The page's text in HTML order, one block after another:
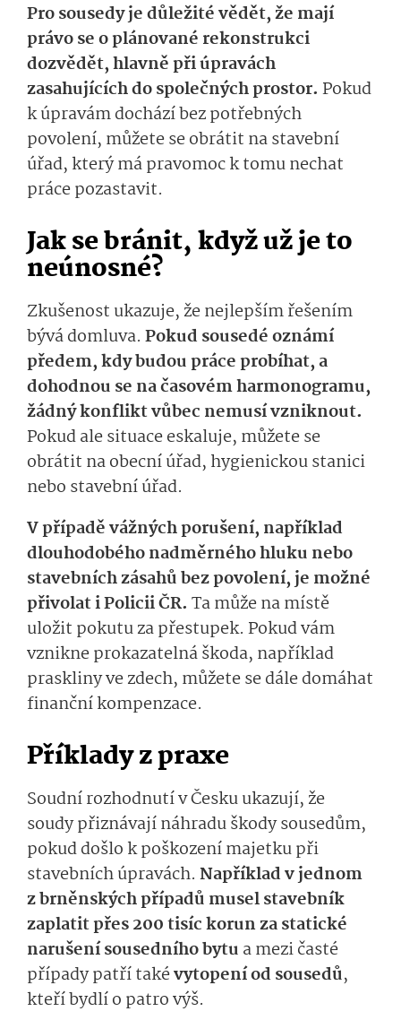
Pro sousedy je důležité vědět, že mají
právo se o plánované rekonstrukci
dozvědět, hlavně při úpravách
zasahujících do společných prostor. Pokud
k úpravám dochází bez potřebných
povolení, můžete se obrátit na stavební
úřad, který má pravomoc k tomu nechat
práce pozastavit.
Jak se bránit, když už je to
neúnosné?
Zkušenost ukazuje, že nejlepším řešením
bývá domluva. Pokud sousedé oznámí
předem, kdy budou práce probíhat, a
dohodnou se na časovém harmonogramu,
žádný konflikt vůbec nemusí vzniknout.
Pokud ale situace eskaluje, můžete se
obrátit na obecní úřad, hygienickou stanici
nebo stavební úřad.
V případě vážných porušení, například
dlouhodobého nadměrného hluku nebo
stavebních zásahů bez povolení, je možné
přivolat i Policii ČR. Ta může na místě
uložit pokutu za přestupek. Pokud vám
vznikne prokazatelná škoda, například
praskliny ve zdech, můžete se dále domáhat
finanční kompenzace.
Příklady z praxe
Soudní rozhodnutí v Česku ukazují, že
soudy přiznávají náhradu škody sousedům,
pokud došlo k poškození majetku při
stavebních úpravách. Například v jednom
z brněnských případů musel stavebník
zaplatit přes 200 tisíc korun za statické
narušení sousedního bytu amezi časté
případy patří takévytopení od sousedů,
kteří bydlí o patro výš.